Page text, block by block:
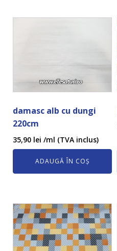
damasc alb cu dungi
220cm
35,90 lei /ml (TVA inclus)
ADAUGĂ ÎN COȘ